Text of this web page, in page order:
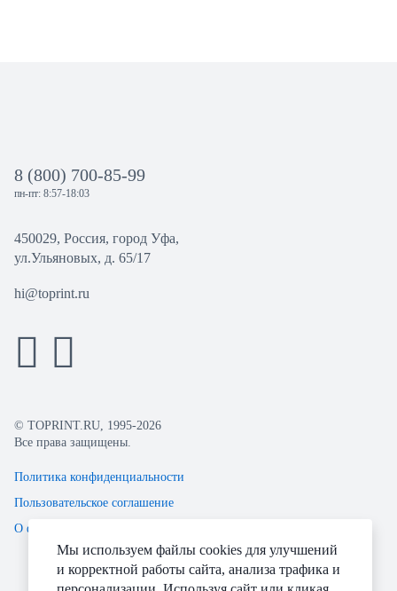
8 (800) 700-85-99
пн-пт: 8:57-18:03
450029, Россия, город Уфа,
ул.Ульяновых, д. 65/17
hi@toprint.ru
© TOPRINT.RU, 1995-2026
Все права защищены.
Политика конфиденциальности
Пользовательское соглашение
О файлах Cookie
Мы используем файлы cookies для улучшений
и корректной работы сайта, анализа трафика и